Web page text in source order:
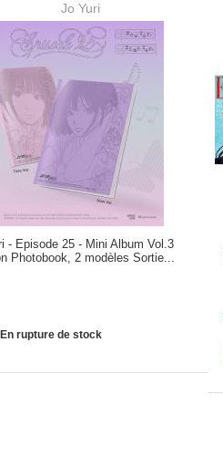
Jo Yuri
- Episode 25 - Mini Album Vol.3
Photobook, 2 modèles Sortie...
En rupture de stock